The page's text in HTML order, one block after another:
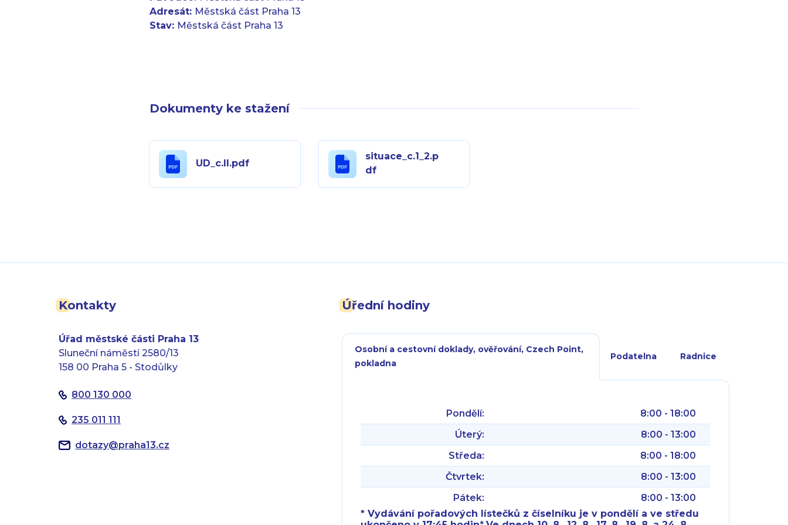
Adresát: Městská část Praha 13
Stav: Městská část Praha 13
Dokumenty ke stažení
UD_c.II.pdf
situace_c.1_2.p
df
Kontakty
Úřad městské části Praha 13
Sluneční náměstí 2580/13
158 00 Praha 5 - Stodůlky
800 130 000
235 011 111
dotazy@praha13.cz
Úřední hodiny
Osobní a cestovní doklady, ověřování, Czech Point,
pokladna
Podatelna Radnice
Pondělí:
8:00 - 18:00
Úterý:
8:00 - 13:00
Středa:
8:00 - 18:00
Čtvrtek:
8:00 - 13:00
Pátek:
8:00 - 13:00
* Vydávání pořadových lístečků z číselníku je v pondělí a ve středu